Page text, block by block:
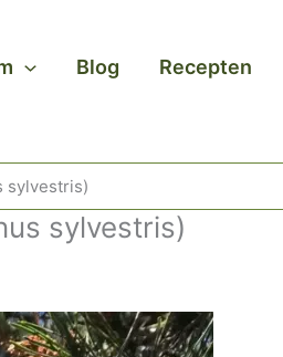
Blog
Recepten
sylvestris)
sylvestris)